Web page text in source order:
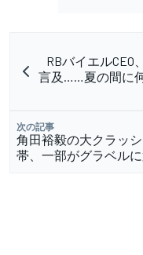
RBバイエル
言及……夏の間に
次の記事
角田裕毅の大クラッ
帯、一部がグラベルに